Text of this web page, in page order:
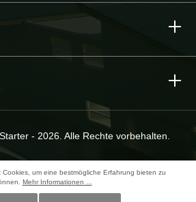
- 2026. Alle Rechte vorbehalten.
Cookies, um eine bestmögliche Erfahrung bieten zu
Mehr Informationen ...